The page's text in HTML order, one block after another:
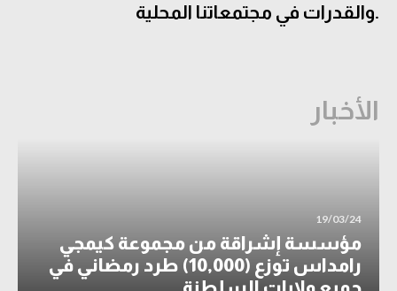
الأخبار
19/03/24
مؤسسة إشراقة من مجموعة كيمجي
رامداس توزع (10,000) طرد رمضاني في
والقدرات في مجتمعاتنا المحلية.